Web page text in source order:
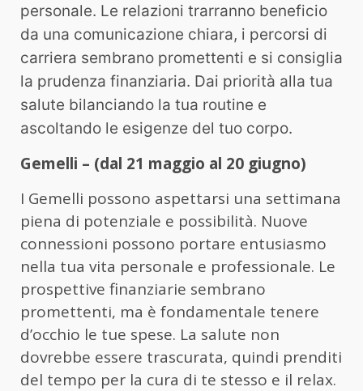
personale. Le relazioni trarranno beneficio
da una comunicazione chiara, i percorsi di
carriera sembrano promettenti e si consiglia
la prudenza finanziaria. Dai priorità alla tua
salute bilanciando la tua routine e
ascoltando le esigenze del tuo corpo.
Gemelli – (dal 21 maggio al 20 giugno)
I Gemelli possono aspettarsi una settimana
piena di potenziale e possibilità. Nuove
connessioni possono portare entusiasmo
nella tua vita personale e professionale. Le
prospettive finanziarie sembrano
promettenti, ma è fondamentale tenere
d’occhio le tue spese. La salute non
dovrebbe essere trascurata, quindi prenditi
del tempo per la cura di te stesso e il relax.